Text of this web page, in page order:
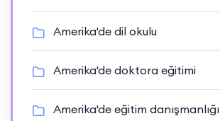
Amerika'de dil okulu
Amerika'de doktora eğitimi
Amerika'de eğitim danışmanlığı